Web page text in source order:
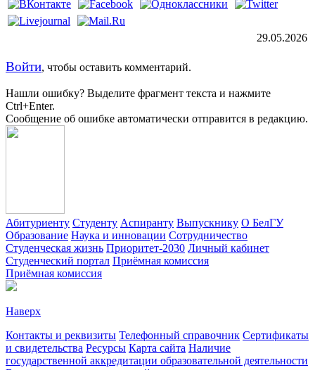
29.05.2026
Войти, чтобы оставить комментарий.
Нашли ошибку? Выделите фрагмент текста и нажмите
Ctrl+Enter.
Сообщение об ошибке автоматически отправится в редакцию.
Абитуриенту Студенту Аспиранту Выпускнику О БелГУ
Образование Наука и инновации Сотрудничество
Студенческая жизнь Приоритет-2030 Личный кабинет
Студенческий портал Приёмная комиссия
Приёмная комиссия
Наверх
Контакты и реквизиты Телефонный справочник Сертификаты
и свидетельства Ресурсы Карта сайта Наличие
государственной аккредитации образовательной деятельности